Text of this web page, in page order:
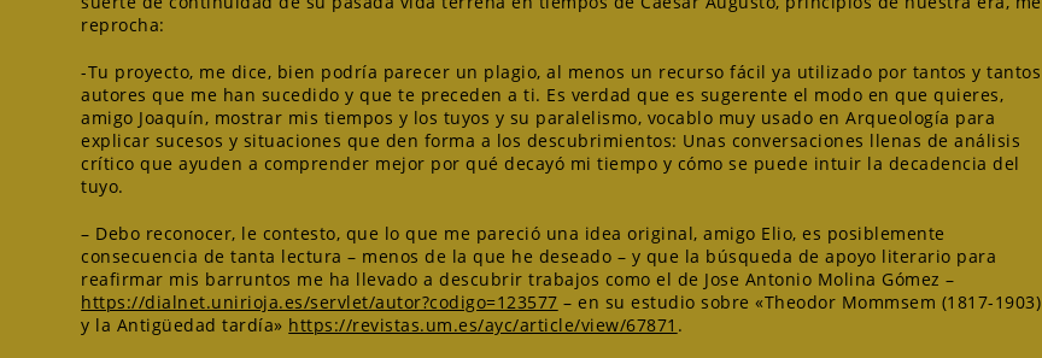
reprocha:
-Tu proyecto, me dice, bien podría parecer un plagio, al menos un recurso fácil ya utilizado por tantos y tantos
autores que me han sucedido y que te preceden a ti. Es verdad que es sugerente el modo en que quieres,
amigo Joaquín, mostrar mis tiempos y los tuyos y su paralelismo, vocablo muy usado en Arqueología para
explicar sucesos y situaciones que den forma a los descubrimientos: Unas conversaciones llenas de análisis
crítico que ayuden a comprender mejor por qué decayó mi tiempo y cómo se puede intuir la decadencia del
tuyo.
– Debo reconocer, le contesto, que lo que me pareció una idea original, amigo Elio, es posiblemente
consecuencia de tanta lectura – menos de la que he deseado – y que la búsqueda de apoyo literario para
reafirmar mis barruntos me ha llevado a descubrir trabajos como el de Jose Antonio Molina Gómez –
https://dialnet.unirioja.es/servlet/autor?codigo=123577 – en su estudio sobre «Theodor Mommsem (1817-1903)
y la Antigüedad tardía» https://revistas.um.es/ayc/article/view/67871 .